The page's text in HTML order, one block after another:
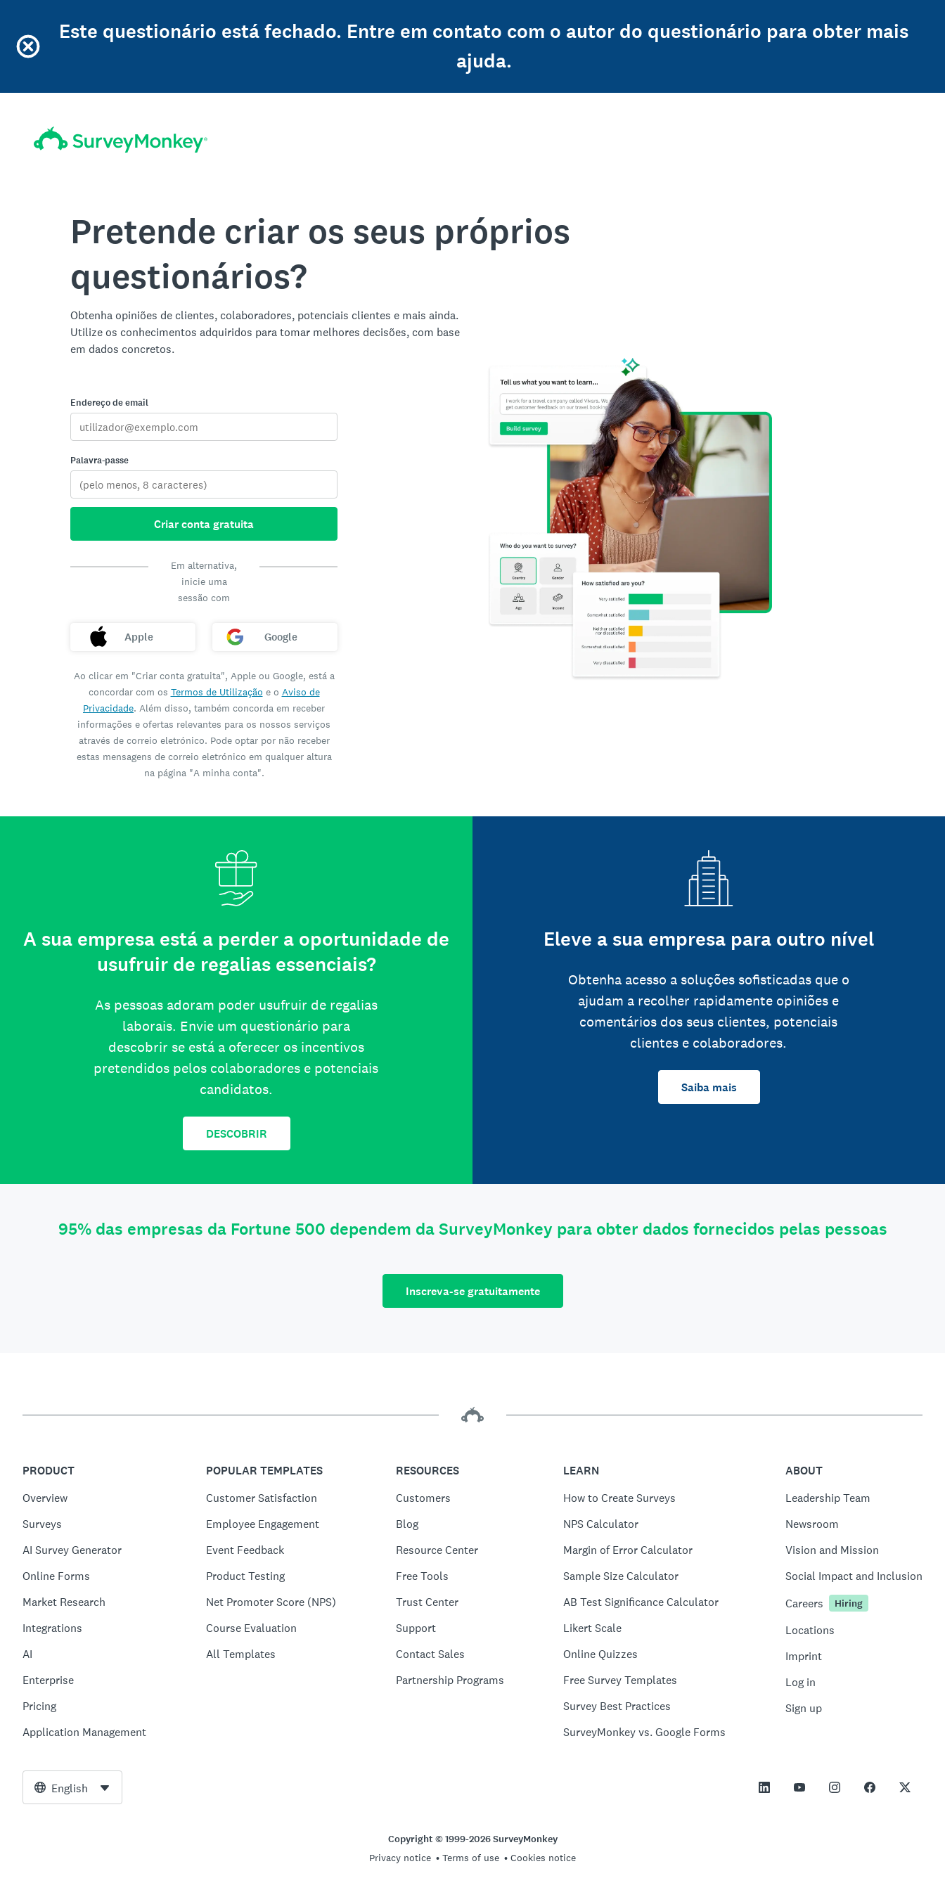
Este questionário está fechado. Entre em contato com o autor do questionário para obter mais
ajuda.
Pretende criar os seus próprios
questionários?
Obtenha opiniões de clientes, colaboradores, potenciais clientes e mais ainda.
Utilize os conhecimentos adquiridos para tomar melhores decisões, com base
em dados concretos.
Endereço de email
Palavra-passe
Criar conta gratuita
Em alternativa,
inicie uma
sessão com
Apple Google
Ao clicar em "Criar conta gratuita", Apple ou Google, está a
concordar com os Termos de Utilização e o Aviso de
Privacidade. Além disso, também concorda em receber
informações e ofertas relevantes para os nossos serviços
através de correio eletrónico. Pode optar por não receber
estas mensagens de correio eletrónico em qualquer altura
na página "A minha conta".
A sua empresa está a perder a oportunidade de
usufruir de regalias essenciais?
As pessoas adoram poder usufruir de regalias
laborais. Envie um questionário para
descobrir se está a oferecer os incentivos
pretendidos pelos colaboradores e potenciais
candidatos.
DESCOBRIR
Eleve a sua empresa para outro nível
Obtenha acesso a soluções sofisticadas que o
ajudam a recolher rapidamente opiniões e
comentários dos seus clientes, potenciais
clientes e colaboradores.
Saiba mais
95% das empresas da Fortune 500 dependem da SurveyMonkey para obter dados fornecidos pelas pessoas
Inscreva-se gratuitamente
PRODUCT
Overview
Surveys
AI Survey Generator
Online Forms
Market Research
Integrations
AI
Enterprise
Pricing
Application Management
POPULAR TEMPLATES
Customer Satisfaction
Employee Engagement
Event Feedback
Product Testing
Net Promoter Score (NPS)
Course Evaluation
All Templates
RESOURCES
Customers
Blog
Resource Center
Free Tools
Trust Center
Support
Contact Sales
Partnership Programs
LEARN
How to Create Surveys
NPS Calculator
Margin of Error Calculator
Sample Size Calculator
AB Test Significance Calculator
Likert Scale
Online Quizzes
Free Survey Templates
Survey Best Practices
SurveyMonkey vs. Google Forms
ABOUT
Leadership Team
Newsroom
Vision and Mission
Social Impact and Inclusion
Careers
Hiring
Locations
Imprint
Log in
Sign up
English
Copyright © 1999-2026 SurveyMonkey
Privacy notice Terms of use Cookies notice